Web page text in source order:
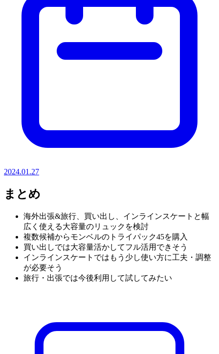
2024.01.27
まとめ
海外出張&旅行、買い出し、インラインスケートと幅
広く使える大容量のリュックを検討
複数候補からモンベルのトライパック45を購入
買い出しでは大容量活かしてフル活用できそう
インラインスケートではもう少し使い方に工夫・調整
が必要そう
旅行・出張では今後利用して試してみたい